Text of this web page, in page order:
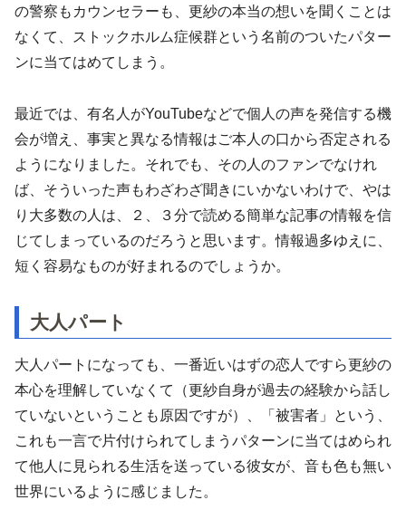
の警察もカウンセラーも、更紗の本当の想いを聞くことは
なくて、ストックホルム症候群という名前のついたパター
ンに当てはめてしまう。
最近では、有名人がYouTubeなどで個人の声を発信する機
会が増え、事実と異なる情報はご本人の口から否定される
ようになりました。それでも、その人のファンでなけれ
ば、そういった声もわざわざ聞きにいかないわけで、やは
り大多数の人は、２、３分で読める簡単な記事の情報を信
じてしまっているのだろうと思います。情報過多ゆえに、
短く容易なものが好まれるのでしょうか。
大人パート
大人パートになっても、一番近いはずの恋人ですら更紗の
本心を理解していなくて（更紗自身が過去の経験から話し
ていないということも原因ですが）、「被害者」という、
これも一言で片付けられてしまうパターンに当てはめられ
て他人に見られる生活を送っている彼女が、音も色も無い
世界にいるように感じました。